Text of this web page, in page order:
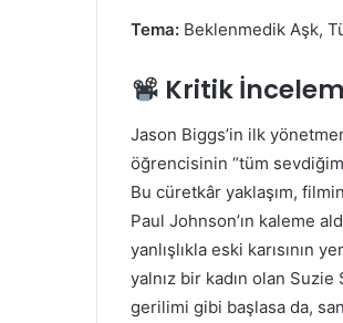
Tema: Beklenmedik Aşk,
Kritik
Jason Biggs’in ilk
öğrencisinin “tüm
Bu cüretkâr yaklaşım,
Paul Johnson’ın kaleme
yanlışlıkla eski karısının
yalnız bir kadın olan
gerilimi gibi başlasa da,